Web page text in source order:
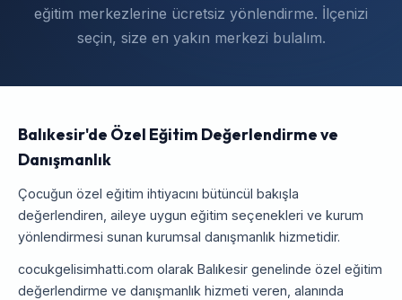
eğitim merkezlerine ücretsiz yönlendirme. İlçenizi
seçin, size en yakın merkezi bulalım.
Balıkesir'de Özel Eğitim Değerlendirme ve
Danışmanlık
Çocuğun özel eğitim ihtiyacını bütüncül bakışla
değerlendiren, aileye uygun eğitim seçenekleri ve kurum
yönlendirmesi sunan kurumsal danışmanlık hizmetidir.
cocukgelisimhatti.com olarak Balıkesir genelinde özel eğitim
değerlendirme ve danışmanlık hizmeti veren, alanında